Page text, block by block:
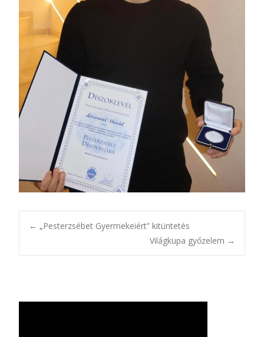
← „Pesterzsébet Gyermekeiért” kitüntetés
Világkupa győzelem →